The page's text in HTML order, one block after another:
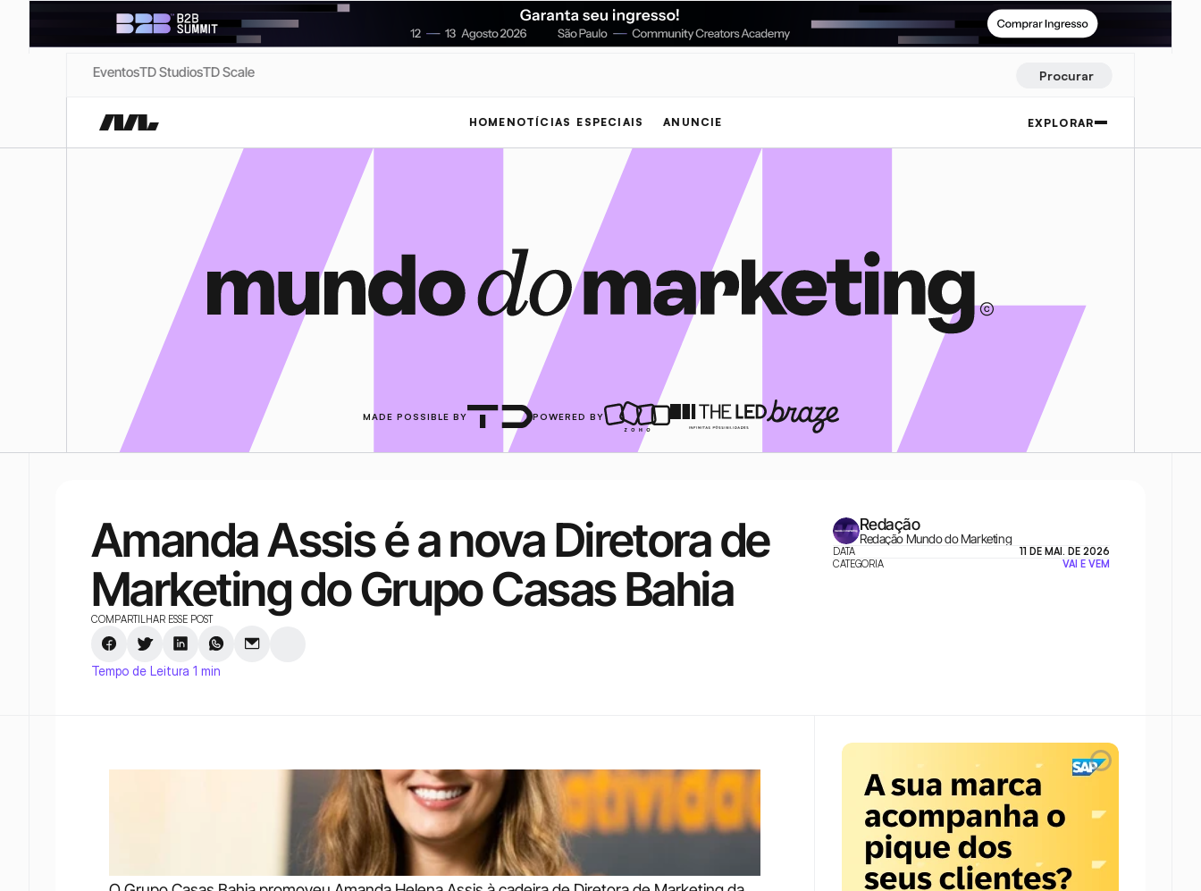
EventosTD StudiosTD Scale Procurar
HOME NOTÍCIAS ESPECIAIS ANUNCIE EXPLORAR
MADE POSSIBLE BY POWERED BY
Amanda Assis é a nova Diretora de
Marketing do Grupo Casas Bahia
COMPARTILHAR ESSE POST
Tempo de Leitura 1 min
Redação
Redação Mundo do Marketing
DATA
11 DE MAI. DE 2026
CATEGORIA
VAI E VEM